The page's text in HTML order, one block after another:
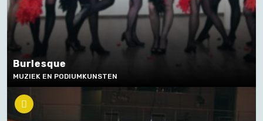
Burlesque
MUZIEK EN PODIUMKUNSTEN